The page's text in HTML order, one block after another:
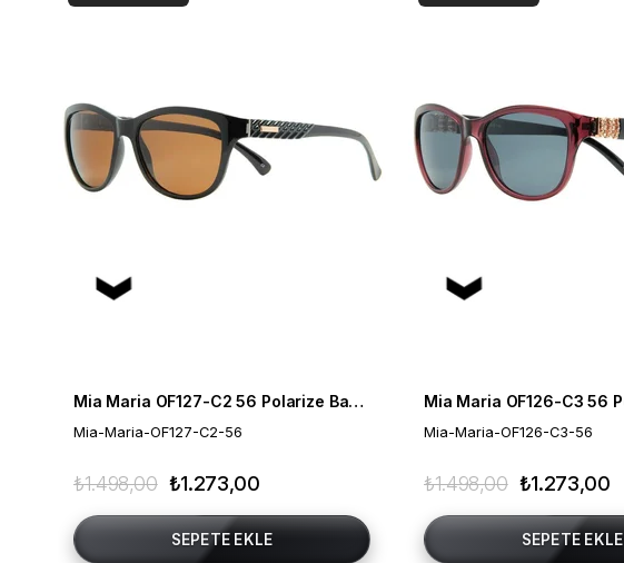
Mia Maria OF127-C2 56 Polarize Bayan Güneş Gözlüğü
Mia-Maria-OF127-C2-56
₺1.273,00
₺1.498,00
SEPETE EKLE
Mia-Maria-OF126-C3-56
₺1.273,00
₺1.498,00
SEPETE EKLE